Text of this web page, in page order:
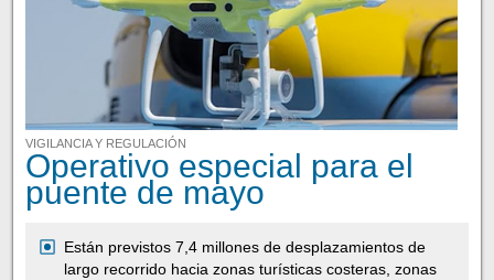
VIGILANCIA Y REGULACIÓN
Operativo especial para el
puente de mayo
Están previstos 7,4 millones de desplazamientos de
largo recorrido hacia zonas turísticas costeras, zonas